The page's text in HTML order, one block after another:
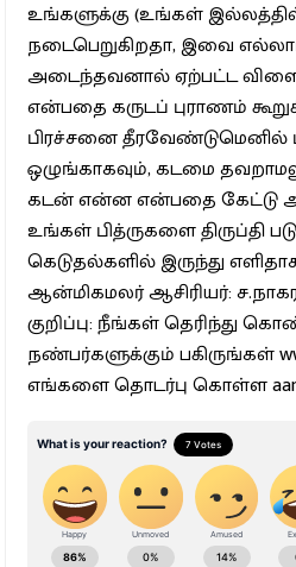
உங்களுக்கு (உங்கள்
நடைபெறுகிறதா, இவை
அடைந்தவனால் ஏற்பட்ட
என்பதை கருடப் புராணம்
பிரச்சனை தீரவேண்டுமெனில்
ஒழுங்காகவும், கடமை
கடன் என்ன என்பதை கேட்டு
உங்கள் பித்ருகளை திருப்தி
கெடுதல்களில் இருந்து
ஆன்மிகமலர் ஆசிரியர்:
குறிப்பு: நீங்கள் தெரிந்து
நண்பர்களுக்கும் பகிருங்கள்
எங்களை தொடர்பு கொள்ள